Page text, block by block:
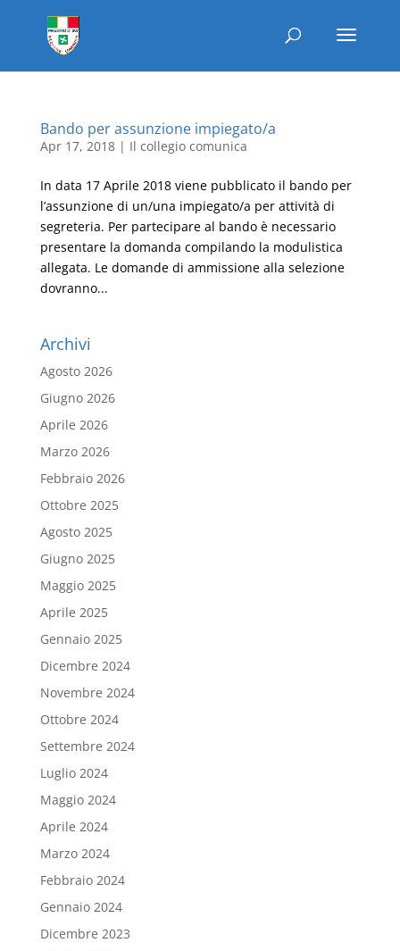
Bando per assunzione impiegato/a
Apr 17, 2018| Il collegio comunica
In data 17 Aprile 2018 viene pubblicato il bando per
l’assunzione di un/una impiegato/a per attività di
segreteria. Per partecipare al bando è necessario
presentare la domanda compilando la modulistica
allegata. Le domande di ammissione alla selezione
dovranno...
Archivi
Agosto 2026
Giugno 2026
Aprile 2026
Marzo 2026
Febbraio 2026
Ottobre 2025
Agosto 2025
Giugno 2025
Maggio 2025
Aprile 2025
Gennaio 2025
Dicembre 2024
Novembre 2024
Ottobre 2024
Settembre 2024
Luglio 2024
Maggio 2024
Aprile 2024
Marzo 2024
Febbraio 2024
Gennaio 2024
Dicembre 2023